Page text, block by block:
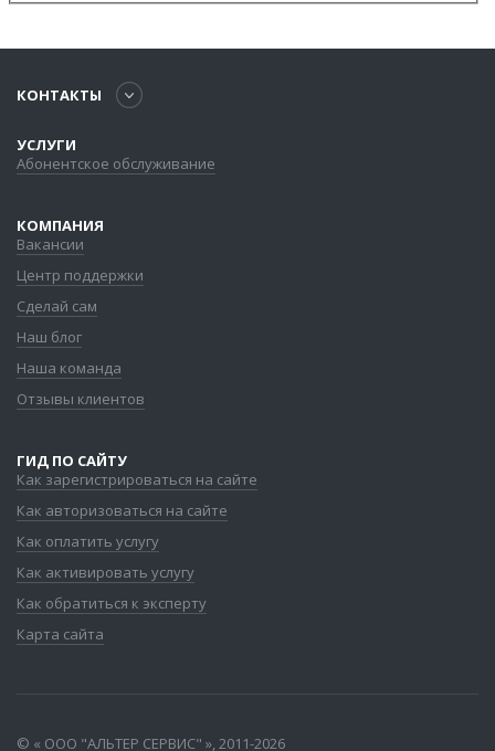
КОНТАКТЫ
УСЛУГИ
Абонентское обслуживание
КОМПАНИЯ
Вакансии
Центр поддержки
Сделай сам
Наш блог
Наша команда
Отзывы клиентов
ГИД ПО САЙТУ
Как зарегистрироваться на сайте
Как авторизоваться на сайте
Как оплатить услугу
Как активировать услугу
Как обратиться к эксперту
Карта сайта
© « ООО "АЛЬТЕР СЕРВИС" », 2011-2026